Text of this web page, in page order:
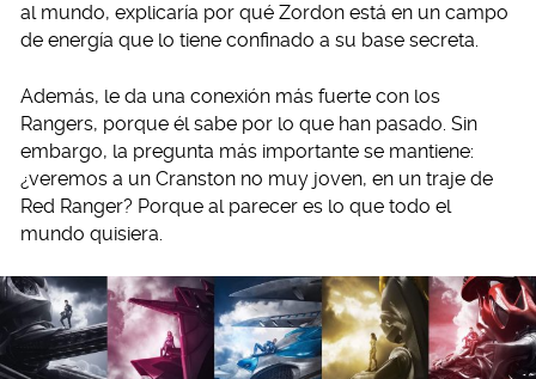
al mundo, explicaría por qué Zordon está en un campo
de energía que lo tiene confinado a su base secreta.
Además, le da una conexión más fuerte con los
Rangers, porque él sabe por lo que han pasado. Sin
embargo, la pregunta más importante se mantiene:
¿veremos a un Cranston no muy joven, en un traje de
Red Ranger? Porque al parecer es lo que todo el
mundo quisiera.